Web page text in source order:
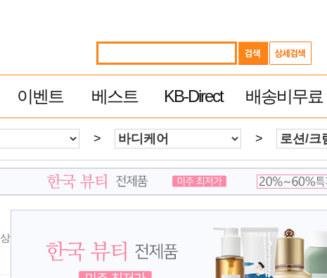
이벤트 베스트 KB-Direct 배송비무료
> >
상품명순 제품평 많은순 빠른 배송순